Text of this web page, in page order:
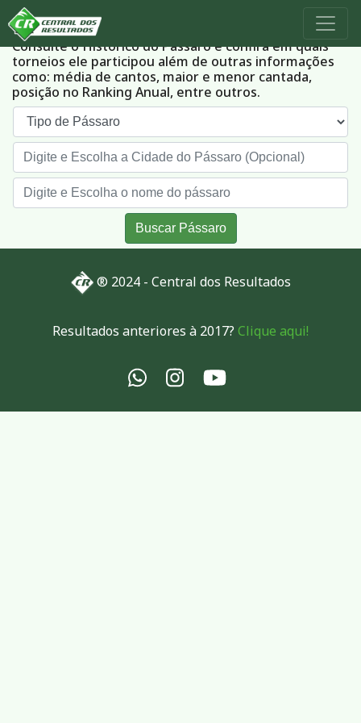
Histórico dos Pássaros
Consulte o Histórico do Pássaro e confira em quais
torneios ele participou além de outras informações
como: média de cantos, maior e menor cantada,
posição no Ranking Anual, entre outros.
Buscar Pássaro
® 2024 - Central dos Resultados
Resultados anteriores à 2017? Clique aqui!